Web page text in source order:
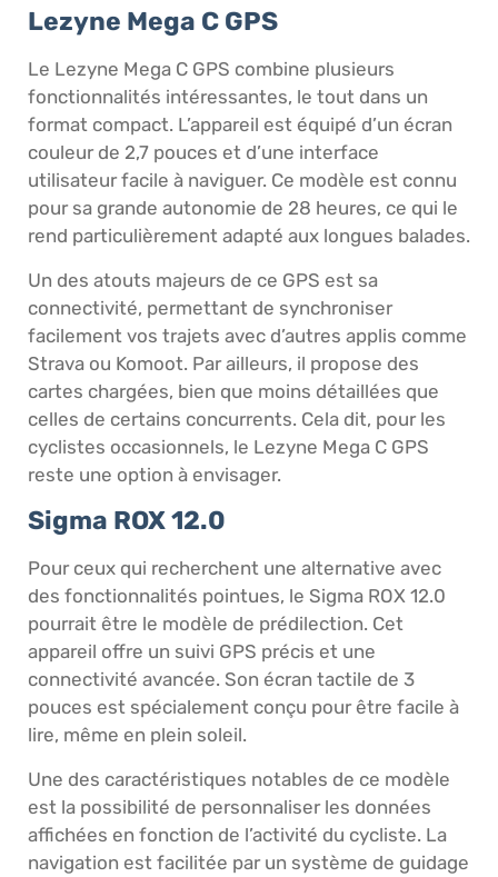
Lezyne Mega C GPS
Le Lezyne Mega C GPS combine plusieurs
fonctionnalités intéressantes, le tout dans un
format compact. L’appareil est équipé d’un écran
couleur de 2,7 pouces et d’une interface
utilisateur facile à naviguer. Ce modèle est connu
pour sa grande autonomie de 28 heures, ce qui le
rend particulièrement adapté aux longues balades.
Un des atouts majeurs de ce GPS est sa
connectivité, permettant de synchroniser
facilement vos trajets avec d’autres applis comme
Strava ou Komoot. Par ailleurs, il propose des
cartes chargées, bien que moins détaillées que
celles de certains concurrents. Cela dit, pour les
cyclistes occasionnels, le Lezyne Mega C GPS
reste une option à envisager.
Sigma ROX 12.0
Pour ceux qui recherchent une alternative avec
des fonctionnalités pointues, le Sigma ROX 12.0
pourrait être le modèle de prédilection. Cet
appareil offre un suivi GPS précis et une
connectivité avancée. Son écran tactile de 3
pouces est spécialement conçu pour être facile à
lire, même en plein soleil.
Une des caractéristiques notables de ce modèle
est la possibilité de personnaliser les données
affichées en fonction de l’activité du cycliste. La
navigation est facilitée par un système de guidage